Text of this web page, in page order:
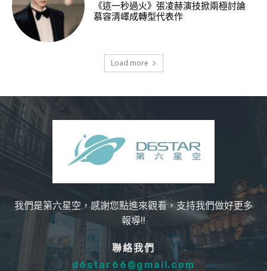
《這一秒過火》張凌赫演技掀兩極討論
慕容清嶧成轉型代表作
Load more
我們是第六星空，感謝您點進來觀看，支持我們做好更多
報導!!
聯絡我們
d6star66@gmail.com